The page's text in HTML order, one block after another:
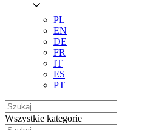
PL
EN
DE
FR
IT
ES
PT
Wszystkie kategorie